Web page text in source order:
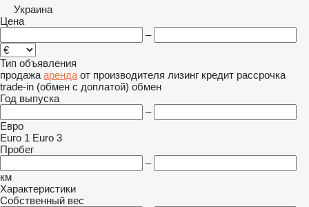
Украина
Цена
–
Тип объявления
продажа аренда от производителя лизинг кредит рассрочка
trade-in (обмен с доплатой) обмен
Год выпуска
–
Евро
Euro 1 Euro 3
Пробег
–
км
Характеристики
Собственный вес